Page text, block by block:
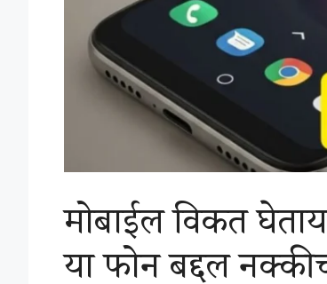
मोबाईल विकत
या फोन बद्दल